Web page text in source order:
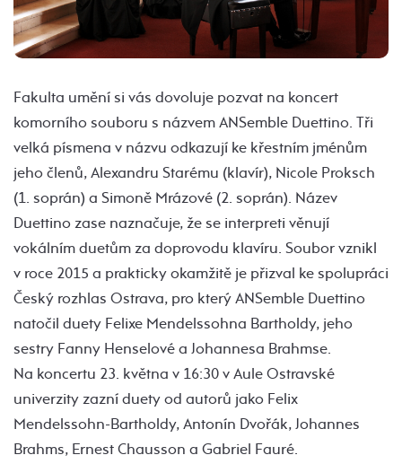
Fakulta umění si vás dovoluje pozvat na koncert
komorního souboru s názvem ANSemble Duettino. Tři
velká písmena v názvu odkazují ke křestním jménům
jeho členů, Alexandru Starému (klavír), Nicole Proksch
(1. soprán) a Simoně Mrázové (2. soprán). Název
Duettino zase naznačuje, že se interpreti věnují
vokálním duetům za doprovodu klavíru. Soubor vznikl
v roce 2015 a prakticky okamžitě je přizval ke spolupráci
Český rozhlas Ostrava, pro který ANSemble Duettino
natočil duety Felixe Mendelssohna Bartholdy, jeho
sestry Fanny Henselové a Johannesa Brahmse.
Na koncertu 23. května v 16:30 v Aule Ostravské
univerzity zazní duety od autorů jako Felix
Mendelssohn-Bartholdy, Antonín Dvořák, Johannes
Brahms, Ernest Chausson a Gabriel Fauré.